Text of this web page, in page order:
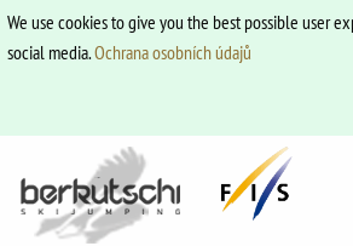
We use cookies to give you the best possible user
social media.Ochrana osobních údajů